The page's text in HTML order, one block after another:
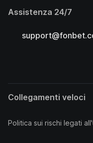
Assistenza 24/7
Collegamenti veloci
Politica sui rischi legati